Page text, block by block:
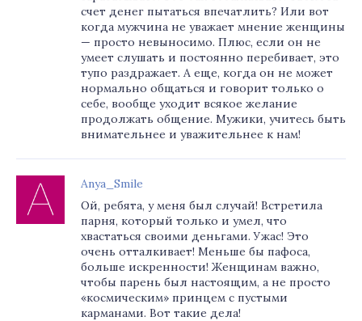
счет денег пытаться впечатлить? Или вот
когда мужчина не уважает мнение женщины
— просто невыносимо. Плюс, если он не
умеет слушать и постоянно перебивает, это
тупо раздражает. А еще, когда он не может
нормально общаться и говорит только о
себе, вообще уходит всякое желание
продолжать общение. Мужики, учитесь быть
внимательнее и уважительнее к нам!
Anya_Smile
Ой, ребята, у меня был случай! Встретила
парня, который только и умел, что
хвастаться своими деньгами. Ужас! Это
очень отталкивает! Меньше бы пафоса,
больше искренности! Женщинам важно,
чтобы парень был настоящим, а не просто
«космическим» принцем с пустыми
карманами. Вот такие дела!